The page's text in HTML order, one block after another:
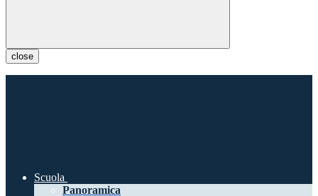
close
Scuola
Panoramica